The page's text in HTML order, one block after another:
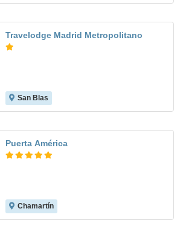
Travelodge Madrid Metropolitano
San Blas
Puerta América
Chamartín